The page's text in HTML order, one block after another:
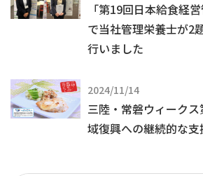
「第19回日本給食経
で当社管理栄養士が2
行いました
2024/11/14
三陸・常磐ウィーク
域復興への継続的な支